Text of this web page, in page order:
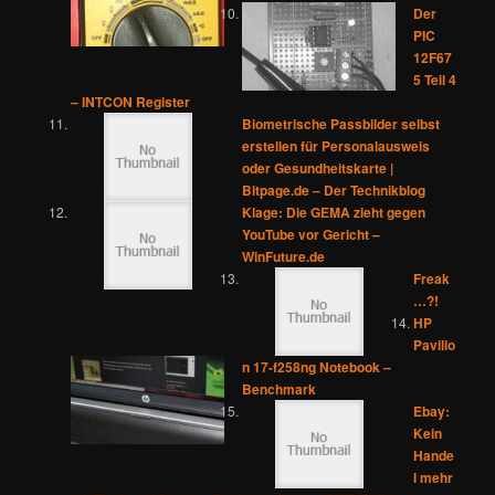
Der
PIC
12F67
5 Teil 4
– INTCON Register
Biometrische Passbilder selbst
erstellen für Personalausweis
oder Gesundheitskarte |
Bitpage.de – Der Technikblog
Klage: Die GEMA zieht gegen
YouTube vor Gericht –
WinFuture.de
Freak
…?!
HP
Pavilio
n 17-f258ng Notebook –
Benchmark
Ebay:
Kein
Hande
l mehr